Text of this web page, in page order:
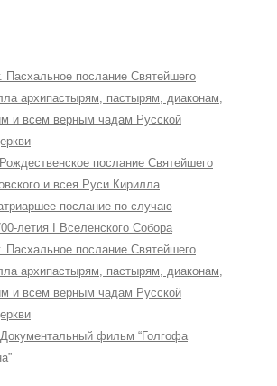
Пасхальное послание Святейшего
архипастырям, пастырям, диаконам,
и всем верным чадам Русской
послание Святейшего
и всея Руси Кирилла
послание по случаю
летия I Вселенского Собора
Пасхальное послание Святейшего
архипастырям, пастырям, диаконам,
и всем верным чадам Русской
фильм “Голгофа